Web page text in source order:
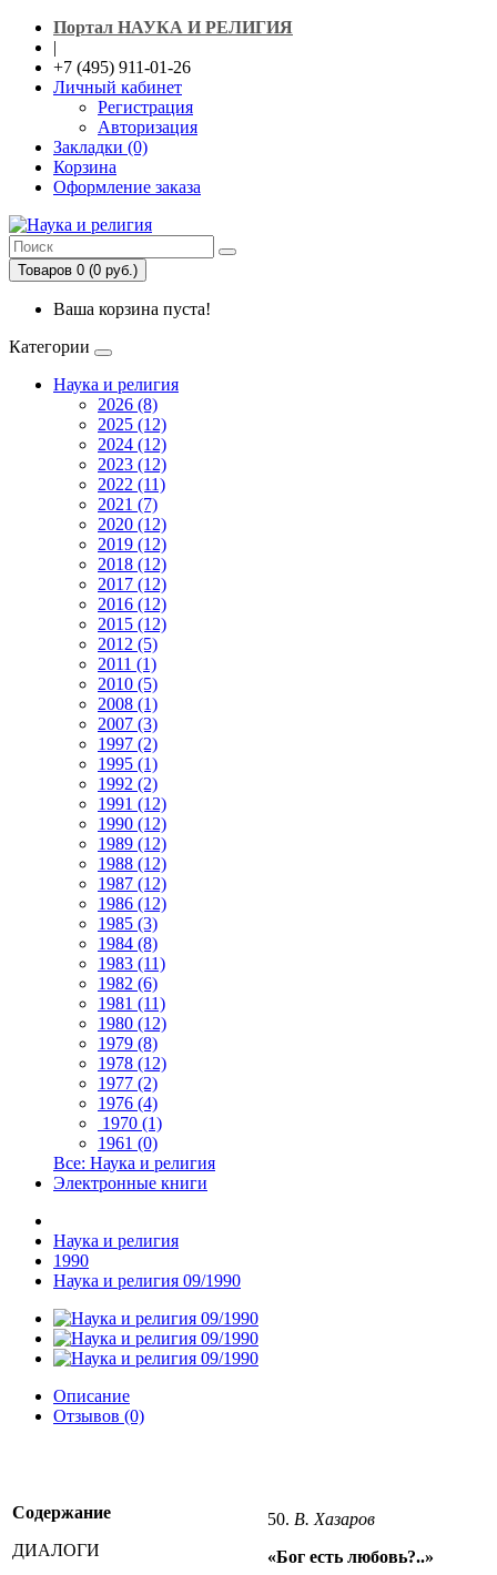
Портал НАУКА И РЕЛИГИЯ
|
+7 (495) 911-01-26
Личный кабинет
Регистрация
Авторизация
Закладки (0)
Корзина
Оформление заказа
Товаров 0 (0 руб.)
Ваша корзина пуста!
Категории
Наука и религия
2026 (8)
2025 (12)
2024 (12)
2023 (12)
2022 (11)
2021 (7)
2020 (12)
2019 (12)
2018 (12)
2017 (12)
2016 (12)
2015 (12)
2012 (5)
2011 (1)
2010 (5)
2008 (1)
2007 (3)
1997 (2)
1995 (1)
1992 (2)
1991 (12)
1990 (12)
1989 (12)
1988 (12)
1987 (12)
1986 (12)
1985 (3)
1984 (8)
1983 (11)
1982 (6)
1981 (11)
1980 (12)
1979 (8)
1978 (12)
1977 (2)
1976 (4)
1970 (1)
1961 (0)
Все: Наука и религия
Электронные книги
Наука и религия
1990
Наука и религия 09/1990
Описание
Отзывов (0)
Содержание
ДИАЛОГИ
50. В. Хазаров
«Бог есть любовь?..»